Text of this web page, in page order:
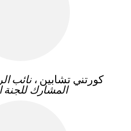
كورتني تشابين ،نائب
المشارك للجنة